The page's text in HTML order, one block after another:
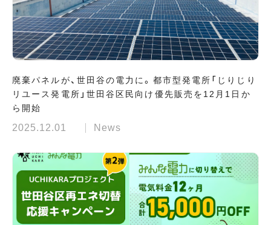
廃棄パネルが、世田谷の電力に。都市型発電所「じりじり
リユース発電所」世田谷区民向け優先販売を12月1日か
ら開始
2025.12.01 News